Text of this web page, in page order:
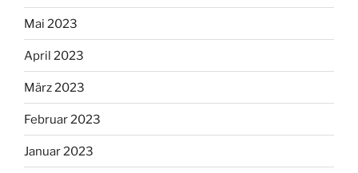
Mai 2023
April 2023
März 2023
Februar 2023
Januar 2023